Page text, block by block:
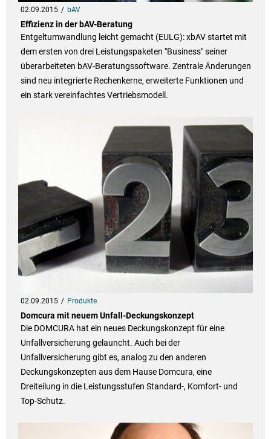
02.09.2015 bAV
Effizienz in der bAV-Beratung
Entgeltumwandlung leicht gemacht (EULG): xbAV startet mit
dem ersten von drei Leistungspaketen "Business" seiner
überarbeiteten bAV-Beratungssoftware. Zentrale Änderungen
sind neu integrierte Rechenkerne, erweiterte Funktionen und
ein stark vereinfachtes Vertriebsmodell.
02.09.2015 Produkte
Domcura mit neuem Unfall-Deckungskonzept
Die DOMCURA hat ein neues Deckungskonzept für eine
Unfallversicherung gelauncht. Auch bei der
Unfallversicherung gibt es, analog zu den anderen
Deckungskonzepten aus dem Hause Domcura, eine
Dreiteilung in die Leistungsstufen Standard-, Komfort- und
Top-Schutz.